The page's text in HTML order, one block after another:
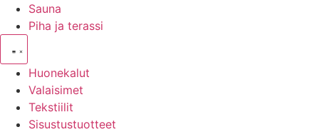
Sauna
Piha ja terassi
Huonekalut
Valaisimet
Tekstiilit
Sisustustuotteet